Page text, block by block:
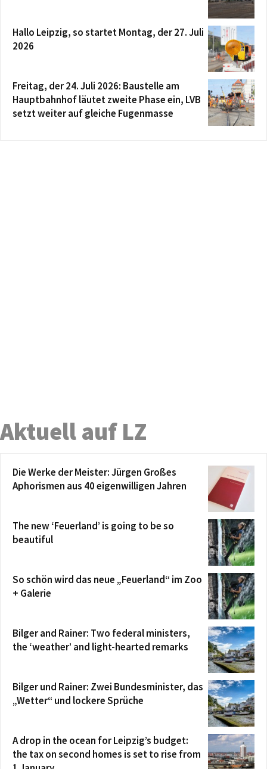
Hallo Leipzig, so startet Montag, der 27. Juli
2026
Freitag, der 24. Juli 2026: Baustelle am
Hauptbahnhof läutet zweite Phase ein, LVB
setzt weiter auf gleiche Fugenmasse
Aktuell auf LZ
Die Werke der Meister: Jürgen Großes
Aphorismen aus 40 eigenwilligen Jahren
The new ‘Feuerland’ is going to be so
beautiful
So schön wird das neue „Feuerland“ im Zoo
+ Galerie
Bilger and Rainer: Two federal ministers,
the ‘weather’ and light-hearted remarks
Bilger und Rainer: Zwei Bundesminister, das
„Wetter“ und lockere Sprüche
A drop in the ocean for Leipzig’s budget:
the tax on second homes is set to rise from